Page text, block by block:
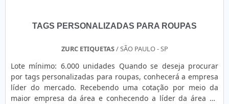
TAGS PERSONALIZADAS PARA ROUPAS
ZURC ETIQUETAS/ SÃO PAULO - SP
Lote mínimo: 6.000 unidades Quando se deseja procurar
por tags personalizadas para roupas, conhecerá a empresa
líder do mercado. Recebendo uma cotação por meio da
maior empresa da área e conhecendo a líder da área de